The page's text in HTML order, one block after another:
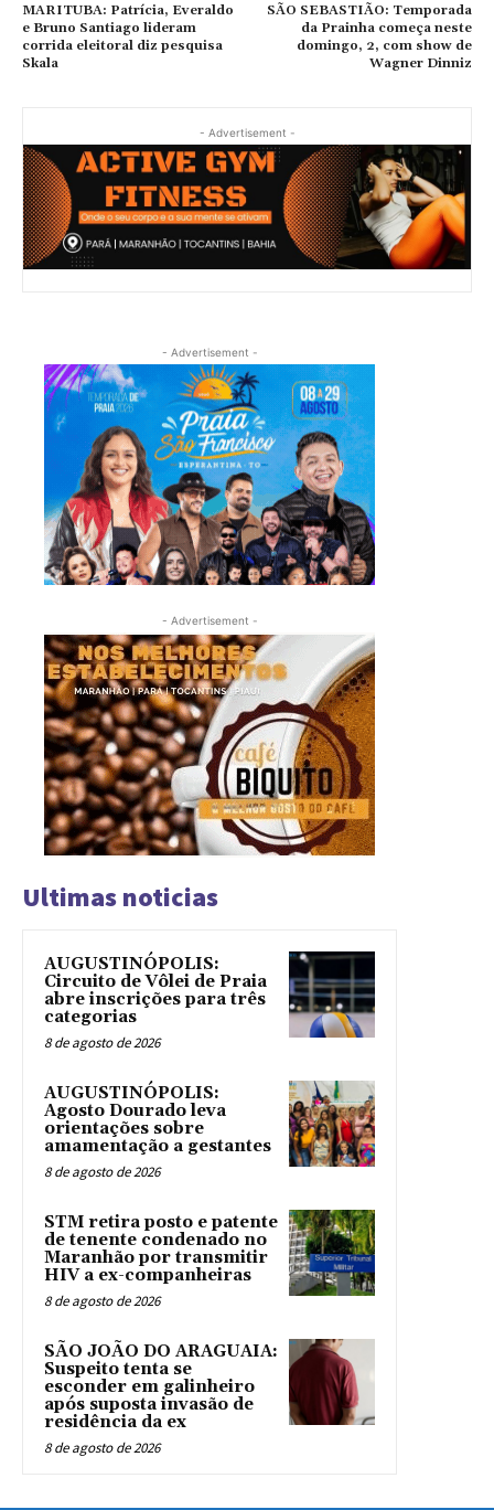
MARITUBA: Patrícia, Everaldo
e Bruno Santiago lideram
corrida eleitoral diz pesquisa
Skala
SÃO SEBASTIÃO: Temporada
da Prainha começa neste
domingo, 2, com show de
Wagner Dinniz
- Advertisement -
- Advertisement -
- Advertisement -
Ultimas noticias
AUGUSTINÓPOLIS:
Circuito de Vôlei de Praia
abre inscrições para três
categorias
8 de agosto de 2026
AUGUSTINÓPOLIS:
Agosto Dourado leva
orientações sobre
amamentação a gestantes
8 de agosto de 2026
STM retira posto e patente
de tenente condenado no
Maranhão por transmitir
HIV a ex-companheiras
8 de agosto de 2026
SÃO JOÃO DO ARAGUAIA:
Suspeito tenta se
esconder em galinheiro
após suposta invasão de
residência da ex
8 de agosto de 2026